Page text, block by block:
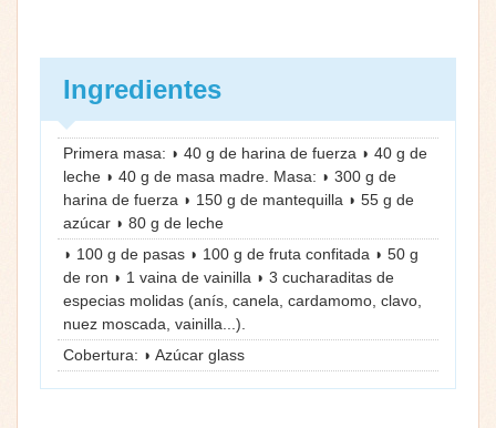
Ingredientes
Primera masa: ◗ 40 g de harina de fuerza ◗ 40 g de
leche ◗ 40 g de masa madre. Masa: ◗ 300 g de
harina de fuerza ◗ 150 g de mantequilla ◗ 55 g de
azúcar ◗ 80 g de leche
◗ 100 g de pasas ◗ 100 g de fruta confitada ◗ 50 g
de ron ◗ 1 vaina de vainilla ◗ 3 cucharaditas de
especias molidas (anís, canela, cardamomo, clavo,
nuez moscada, vainilla...).
Cobertura: ◗ Azúcar glass